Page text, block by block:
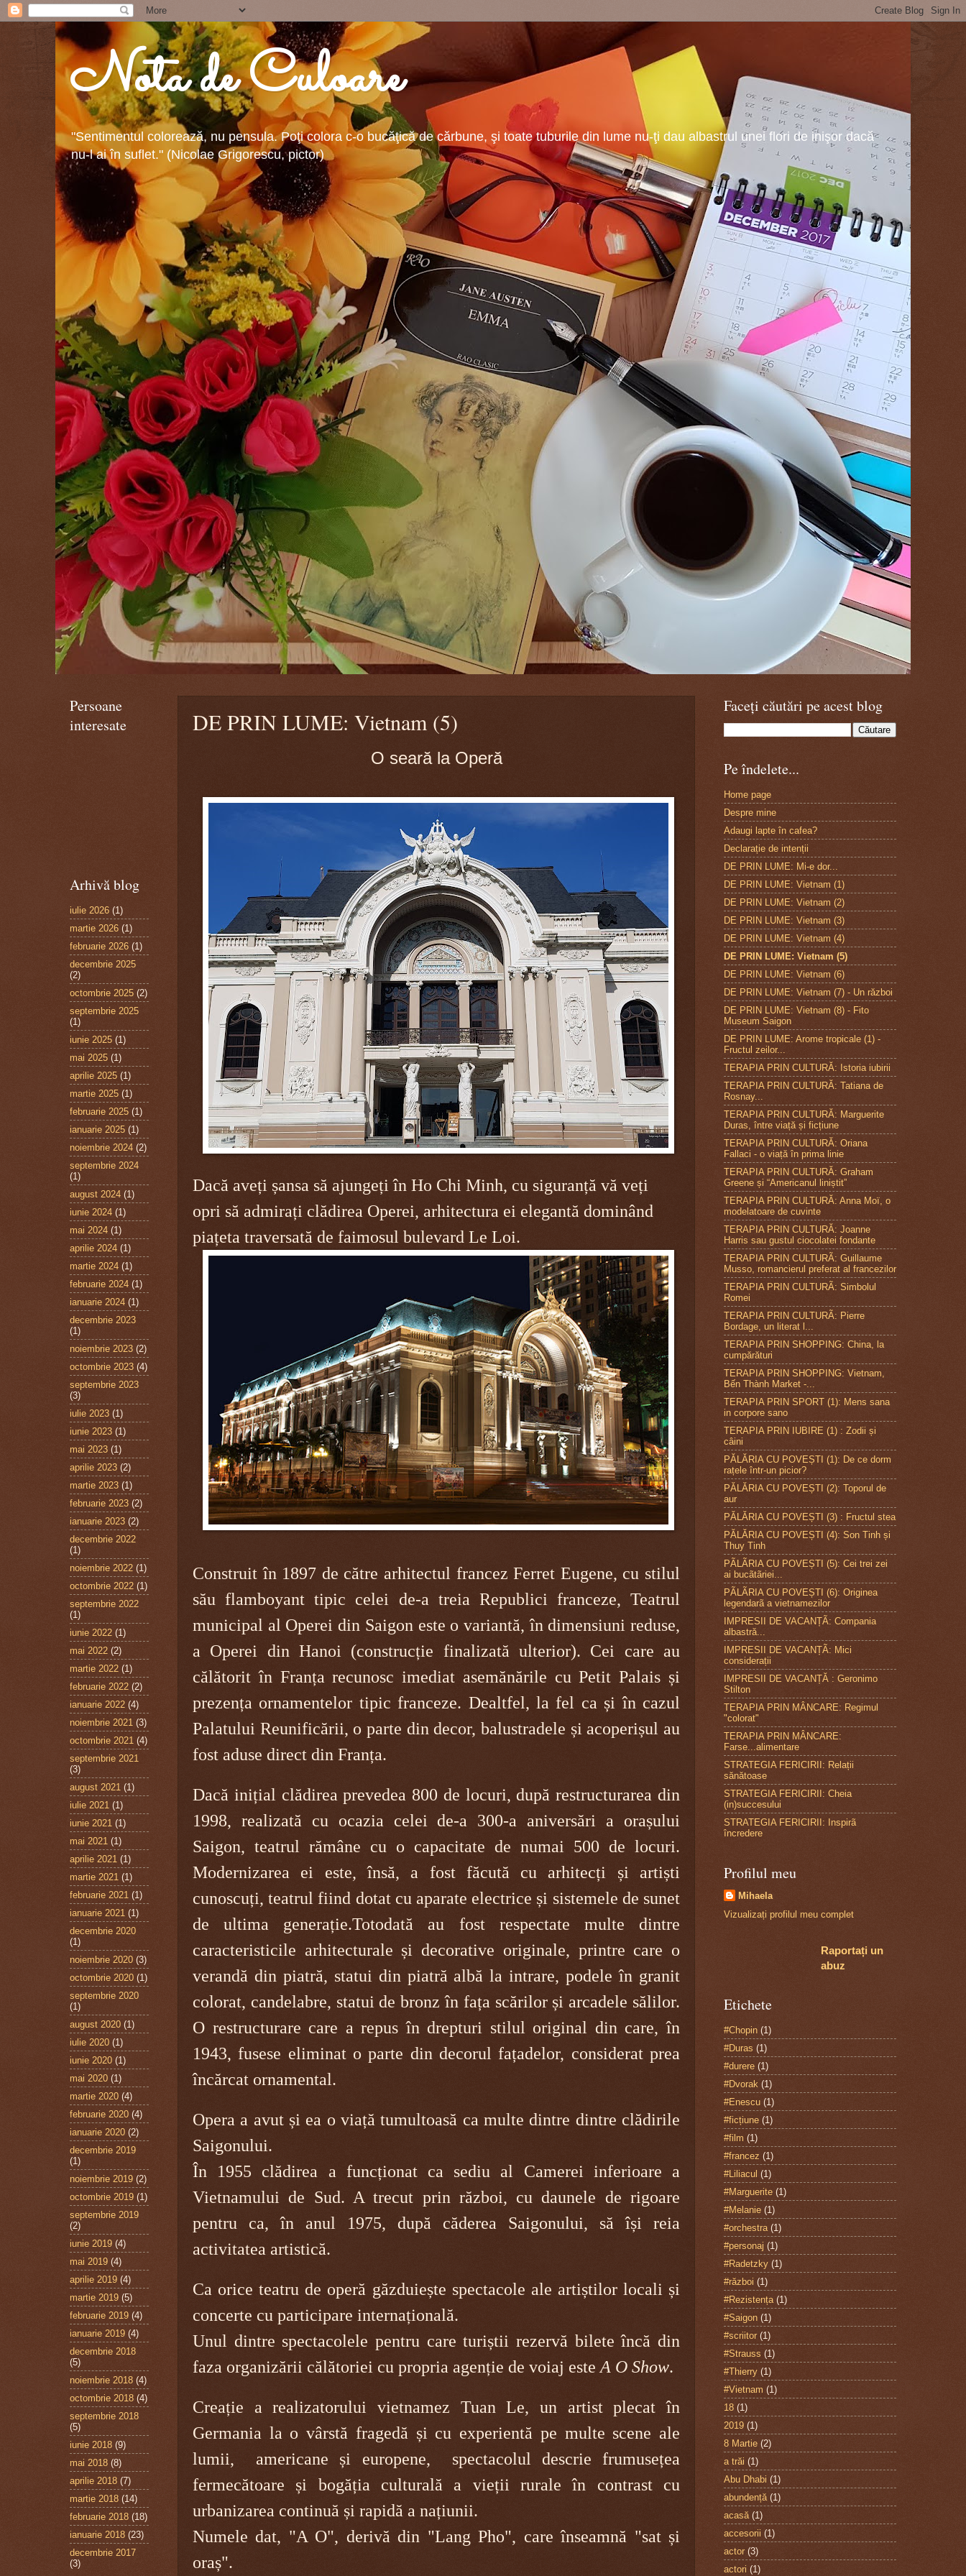
Nota de Culoare
"Sentimentul colorează, nu pensula. Poţi colora c-o bucăţică de cărbune, şi toate tuburile din lume nu-ţi dau albastrul unei flori de inişor dacă
nu-l ai în suflet." (Nicolae Grigorescu, pictor)
DE PRIN LUME: Vietnam (5)
O seară la Operă
Dacă aveți șansa să ajungeți în Ho Chi Minh, cu siguranță vă veți
opri să admirați clădirea Operei, arhitectura ei elegantă dominând
piațeta traversată de faimosul bulevard Le Loi.
Construit în 1897 de către arhitectul francez Ferret Eugene, cu stilul
său flamboyant tipic celei de-a treia Republici franceze, Teatrul
municipal al Operei din Saigon este o variantă, în dimensiuni reduse,
a Operei din Hanoi (construcție finalizată ulterior). Cei care au
călătorit în Franța recunosc imediat asemănările cu Petit Palais și
prezența ornamentelor tipic franceze. Dealtfel, la fel ca și în cazul
Palatului Reunificării, o parte din decor, balustradele și acoperișul au
fost aduse direct din Franța.
Dacă inițial clădirea prevedea 800 de locuri, după restructurarea din
1998, realizată cu ocazia celei de-a 300-a aniversări a orașului
Saigon, teatrul rămâne cu o capacitate de numai 500 de locuri.
Modernizarea ei este, însă, a fost făcută cu arhitecți și artiști
cunoscuți, teatrul fiind dotat cu aparate electrice și sistemele de sunet
de ultima generație.Totodată au fost respectate multe dintre
caracteristicile arhitecturale și decorative originale, printre care o
verandă din piatră, statui din piatră albă la intrare, podele în granit
colorat, candelabre, statui de bronz în fața scărilor și arcadele sălilor.
O restructurare care a repus în drepturi stilul original din care, în
1943, fusese eliminat o parte din decorul fațadelor, considerat prea
încărcat ornamental.
Opera a avut și ea o viață tumultoasă ca multe dintre dintre clădirile
Saigonului.
În 1955 clădirea a funcționat ca sediu al Camerei inferioare a
Vietnamului de Sud. A trecut prin război, cu daunele de rigoare
pentru ca, în anul 1975, după căderea Saigonului, să își reia
activitatea artistică.
Ca orice teatru de operă găzduiește spectacole ale artiștilor locali și
concerte cu participare internațională.
Unul dintre spectacolele pentru care turiștii rezervă bilete încă din
faza organizării călătoriei cu propria agenție de voiaj este A O Show.
Creație a realizatorului vietnamez Tuan Le, un artist plecat în
Germania la o vârstă fragedă și cu experientă pe multe scene ale
lumii, americane și europene, spectacolul descrie frumusețea
fermecătoare și bogăția culturală a vieții rurale în contrast cu
urbanizarea continuă și rapidă a națiunii.
Numele dat, "A O", derivă din "Lang Pho", care înseamnă "sat și
oraș".
Persoane
interesate
Arhivă blog
iulie 2026 (1)
martie 2026 (1)
februarie 2026 (1)
decembrie 2025
(2)
octombrie 2025 (2)
septembrie 2025
(1)
iunie 2025 (1)
mai 2025 (1)
aprilie 2025 (1)
martie 2025 (1)
februarie 2025 (1)
ianuarie 2025 (1)
noiembrie 2024 (2)
septembrie 2024
(1)
august 2024 (1)
iunie 2024 (1)
mai 2024 (1)
aprilie 2024 (1)
martie 2024 (1)
februarie 2024 (1)
ianuarie 2024 (1)
decembrie 2023
(1)
noiembrie 2023 (2)
octombrie 2023 (4)
septembrie 2023
(3)
iulie 2023 (1)
iunie 2023 (1)
mai 2023 (1)
aprilie 2023 (2)
martie 2023 (1)
februarie 2023 (2)
ianuarie 2023 (2)
decembrie 2022
(1)
noiembrie 2022 (1)
octombrie 2022 (1)
septembrie 2022
(1)
iunie 2022 (1)
mai 2022 (2)
martie 2022 (1)
februarie 2022 (2)
ianuarie 2022 (4)
noiembrie 2021 (3)
octombrie 2021 (4)
septembrie 2021
(3)
august 2021 (1)
iulie 2021 (1)
iunie 2021 (1)
mai 2021 (1)
aprilie 2021 (1)
martie 2021 (1)
februarie 2021 (1)
ianuarie 2021 (1)
decembrie 2020
(1)
noiembrie 2020 (3)
octombrie 2020 (1)
septembrie 2020
(1)
august 2020 (1)
iulie 2020 (1)
iunie 2020 (1)
mai 2020 (1)
martie 2020 (4)
februarie 2020 (4)
ianuarie 2020 (2)
decembrie 2019
(1)
noiembrie 2019 (2)
octombrie 2019 (1)
septembrie 2019
(2)
iunie 2019 (4)
mai 2019 (4)
aprilie 2019 (4)
martie 2019 (5)
februarie 2019 (4)
ianuarie 2019 (4)
decembrie 2018
(5)
noiembrie 2018 (4)
octombrie 2018 (4)
septembrie 2018
(5)
iunie 2018 (9)
mai 2018 (8)
aprilie 2018 (7)
martie 2018 (14)
februarie 2018 (18)
ianuarie 2018 (23)
decembrie 2017
(3)
Faceți căutări pe acest blog
Pe îndelete...
Home page
Despre mine
Adaugi lapte în cafea?
Declarație de intenții
DE PRIN LUME: Mi-e dor...
DE PRIN LUME: Vietnam (1)
DE PRIN LUME: Vietnam (2)
DE PRIN LUME: Vietnam (3)
DE PRIN LUME: Vietnam (4)
DE PRIN LUME: Vietnam (5)
DE PRIN LUME: Vietnam (6)
DE PRIN LUME: Vietnam (7) - Un război
DE PRIN LUME: Vietnam (8) - Fito
Museum Saigon
DE PRIN LUME: Arome tropicale (1) -
Fructul zeilor...
TERAPIA PRIN CULTURĂ: Istoria iubirii
TERAPIA PRIN CULTURĂ: Tatiana de
Rosnay...
TERAPIA PRIN CULTURĂ: Marguerite
Duras, între viață și ficțiune
TERAPIA PRIN CULTURĂ: Oriana
Fallaci - o viață în prima linie
TERAPIA PRIN CULTURĂ: Graham
Greene și “Americanul liniștit”
TERAPIA PRIN CULTURĂ: Anna Moï, o
modelatoare de cuvinte
TERAPIA PRIN CULTURĂ: Joanne
Harris sau gustul ciocolatei fondante
TERAPIA PRIN CULTURÃ: Guillaume
Musso, romancierul preferat al francezilor
TERAPIA PRIN CULTURÃ: Simbolul
Romei
TERAPIA PRIN CULTURÃ: Pierre
Bordage, un literat l...
TERAPIA PRIN SHOPPING: China, la
cumpărături
TERAPIA PRIN SHOPPING: Vietnam,
Bến Thành Market -...
TERAPIA PRIN SPORT (1): Mens sana
in corpore sano
TERAPIA PRIN IUBIRE (1) : Zodii și
câini
PĂLĂRIA CU POVEȘTI (1): De ce dorm
rațele într-un picior?
PĂLĂRIA CU POVEȘTI (2): Toporul de
aur
PĂLĂRIA CU POVEȘTI (3) : Fructul stea
PĂLĂRIA CU POVEȘTI (4): Son Tinh și
Thuy Tinh
PÃLÃRIA CU POVEȘTI (5): Cei trei zei
ai bucãtãriei...
PÃLÃRIA CU POVEȘTI (6): Originea
legendarã a vietnamezilor
IMPRESII DE VACANȚÃ: Compania
albastră...
IMPRESII DE VACANȚÃ: Mici
considerații
IMPRESII DE VACANȚĂ : Geronimo
Stilton
TERAPIA PRIN MÂNCARE: Regimul
"colorat"
TERAPIA PRIN MÂNCARE:
Farse...alimentare
STRATEGIA FERICIRII: Relații
sănătoase
STRATEGIA FERICIRII: Cheia
(in)succesului
STRATEGIA FERICIRII: Inspirã
încredere
Profilul meu
Mihaela
Vizualizați profilul meu complet
Raportați un
abuz
Etichete
#Chopin (1)
#Duras (1)
#durere (1)
#Dvorak (1)
#Enescu (1)
#ficțiune (1)
#film (1)
#francez (1)
#Liliacul (1)
#Marguerite (1)
#Melanie (1)
#orchestra (1)
#personaj (1)
#Radetzky (1)
#război (1)
#Rezistența (1)
#Saigon (1)
#scriitor (1)
#Strauss (1)
#Thierry (1)
#Vietnam (1)
18 (1)
2019 (1)
8 Martie (2)
a trăi (1)
Abu Dhabi (1)
abundență (1)
acasă (1)
accesorii (1)
actor (3)
actori (1)